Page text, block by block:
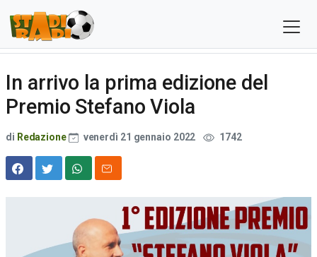
In arrivo la prima edizione del
Premio Stefano Viola
di Redazione venerdì 21 gennaio 2022 1742